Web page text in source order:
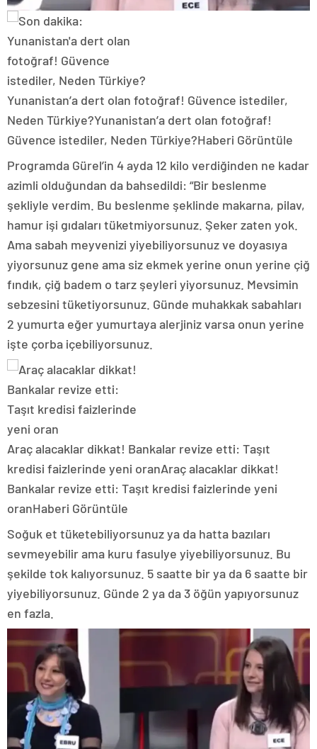
Yunanistan’a dert olan fotoğraf! Güvence istediler,
Neden Türkiye?Yunanistan’a dert olan fotoğraf!
Güvence istediler, Neden Türkiye?Haberi Görüntüle
Programda Gürel’in 4 ayda 12 kilo verdiğinden ne kadar
azimli olduğundan da bahsedildi: “Bir beslenme
şekliyle verdim. Bu beslenme şeklinde makarna, pilav,
hamur işi gıdaları tüketmiyorsunuz. Şeker zaten yok.
Ama sabah meyvenizi yiyebiliyorsunuz ve doyasıya
yiyorsunuz gene ama siz ekmek yerine onun yerine çiğ
fındık, çiğ badem o tarz şeyleri yiyorsunuz. Mevsimin
sebzesini tüketiyorsunuz. Günde muhakkak sabahları
2 yumurta eğer yumurtaya alerjiniz varsa onun yerine
işte çorba içebiliyorsunuz.
Araç alacaklar dikkat! Bankalar revize etti: Taşıt
kredisi faizlerinde yeni oranAraç alacaklar dikkat!
Bankalar revize etti: Taşıt kredisi faizlerinde yeni
oranHaberi Görüntüle
Soğuk et tüketebiliyorsunuz ya da hatta bazıları
sevmeyebilir ama kuru fasulye yiyebiliyorsunuz. Bu
şekilde tok kalıyorsunuz. 5 saatte bir ya da 6 saatte bir
yiyebiliyorsunuz. Günde 2 ya da 3 öğün yapıyorsunuz
en fazla.